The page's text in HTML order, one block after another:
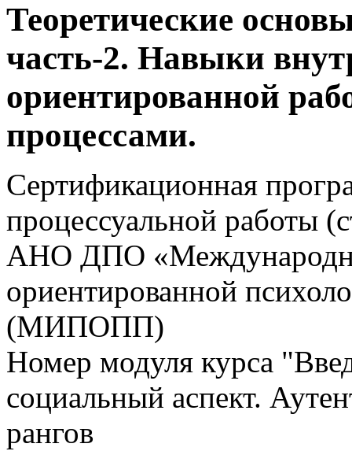
Теоретические
часть-2. Навыки
ориентированной
процессами.
Сертификационная
процессуальной работы
АНО ДПО
ориентированной
(МИПОПП)
Номер модуля курса
социальный аспект.
рангов